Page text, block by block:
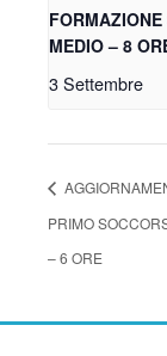
MEDIO – 8
3 Settembre
PRIMO
– 6 ORE